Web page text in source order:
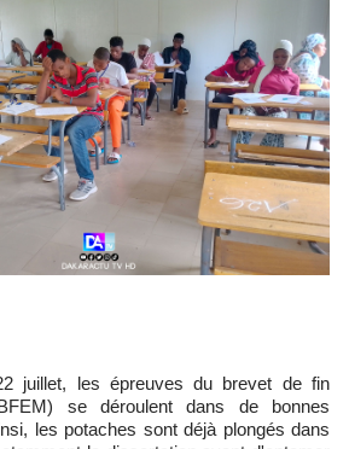
se déroulent dans de bonnes
les potaches sont déjà plongés dans